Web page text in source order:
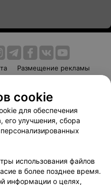
Размещение рекламы
Способы оплаты
Партнеры
103.by
данных
cookie
для обеспечения
его улучшения, сбора
использования файлов
в более позднее время.
информации о целях,